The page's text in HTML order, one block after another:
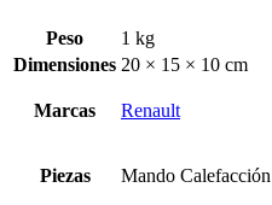
Peso
1 kg
Dimensiones 20 × 15 × 10 cm
Marcas Renault
Piezas Mando Calefacción